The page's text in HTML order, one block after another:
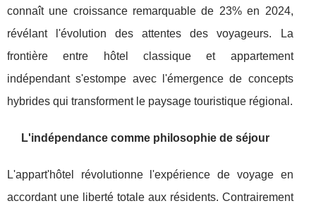
connaît une croissance remarquable de 23% en 2024,
révélant l'évolution des attentes des voyageurs. La
frontière entre hôtel classique et appartement
indépendant s'estompe avec l'émergence de concepts
hybrides qui transforment le paysage touristique régional.
L'indépendance comme philosophie de séjour
L'appart'hôtel révolutionne l'expérience de voyage en
accordant une liberté totale aux résidents. Contrairement